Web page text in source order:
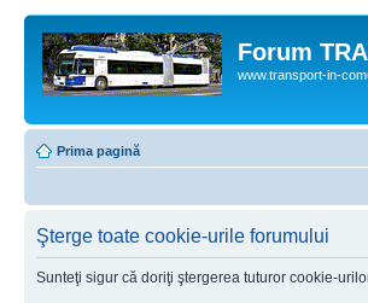
Forum
www.transport-in-
Prima pagină
Şterge toate cookie-urile forumului
Sunteţi sigur că doriţi ştergerea tuturor cookie-